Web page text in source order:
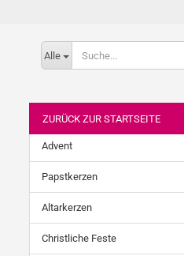
Alle
ZURÜCK ZUR STARTSEITE
Advent
Papstkerzen
Altarkerzen
Christliche Feste